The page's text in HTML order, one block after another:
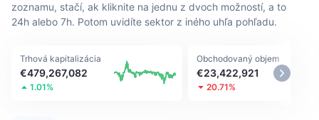
Odomknutia tokenov
Výnosy
Aktíva v skutočnom svete
Počet kryptomien
Pokladnice Bitcoin
Pokladnice BNB
Nový
Rastúce
Prieskumník mémov
Spot
Deriváty
Informačné kanály
Témy
Živé relácie
API
API
Krypto API
Produkty
Produkty
zoznamu, stačí, ak kliknite na jednu z dvoch možností, a to
24h alebo 7h. Potom uvidíte sektor z iného uhľa pohľadu.
Trhová kapitalizácia
€479,267,082
1.01%
Obchodovaný objem
€23,422,921
20.71%